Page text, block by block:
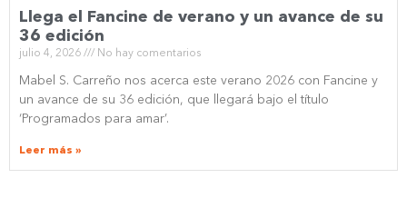
Llega el Fancine de verano y un avance de su
36 edición
julio 4, 2026 No hay comentarios
Mabel S. Carreño nos acerca este verano 2026 con Fancine y
un avance de su 36 edición, que llegará bajo el título
‘Programados para amar’.
Leer más »